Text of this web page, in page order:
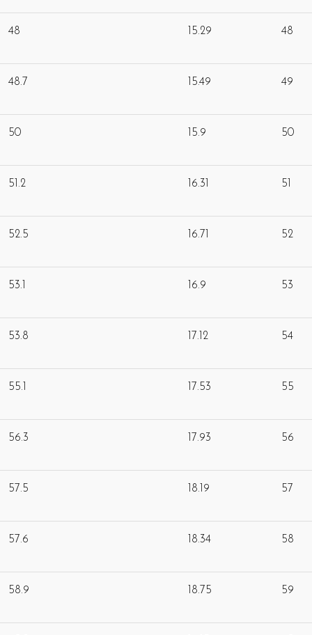
48 15.29 48
48.7 15.49 49
50 15.9 50
51.2 16.31 51
52.5 16.71 52
53.1 16.9 53
53.8 17.12 54
55.1 17.53 55
56.3 17.93 56
57.5 18.19 57
57.6 18.34 58
58.9 18.75 59